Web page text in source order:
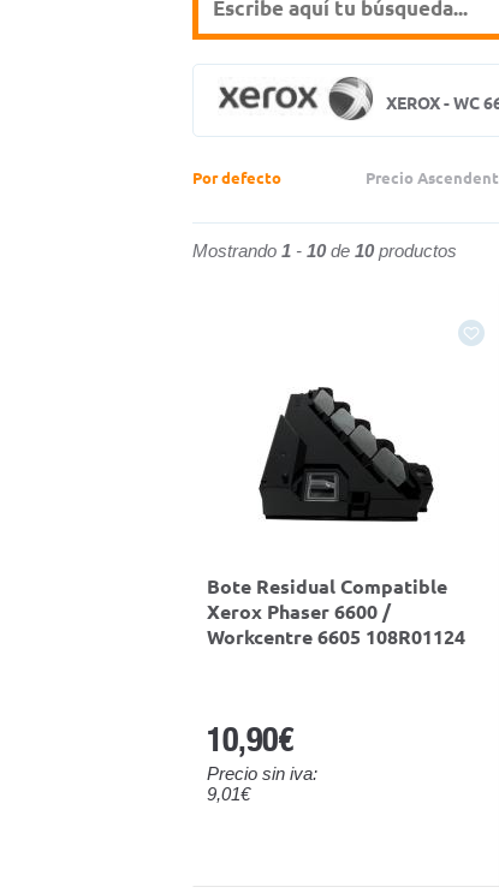
XEROX - WC
Por defecto Precio
Mostrando 1 - 10de 10productos
Bote Residual Compatible
Xerox Phaser 6600 /
Workcentre 6605 108R01124
10,90€
Precio sin iva:
9,01€